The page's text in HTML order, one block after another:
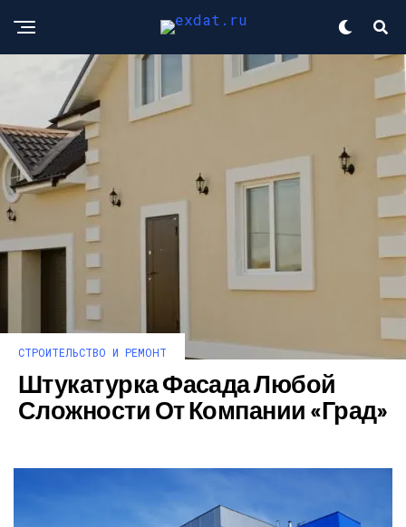
СТРОИТЕЛЬСТВО И РЕМОНТ
Штукатурка Фасада Любой
Сложности От Компании «Град»